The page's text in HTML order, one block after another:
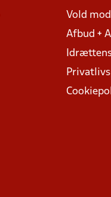
Vold
Afbud +